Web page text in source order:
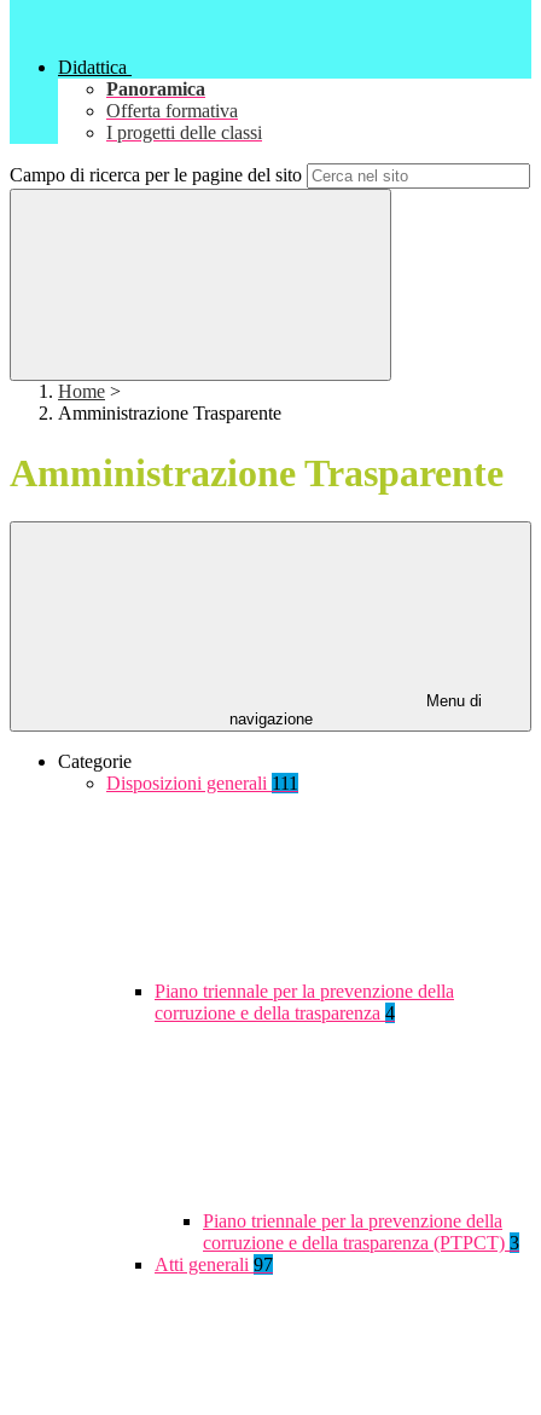
Didattica
Panoramica
Offerta formativa
I progetti delle classi
Campo di ricerca per le pagine del sito
Home >
Amministrazione Trasparente
Amministrazione Trasparente
Menu di
navigazione
Categorie
Disposizioni generali 111
Piano triennale per la prevenzione della
corruzione e della trasparenza 4
Piano triennale per la prevenzione della
corruzione e della trasparenza (PTPCT) 3
Atti generali 97